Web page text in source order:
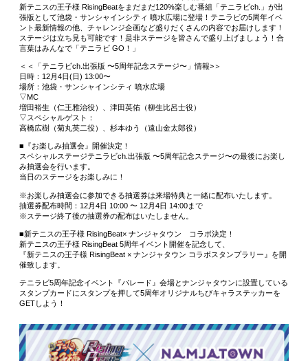
新テニスの王子様 RisingBeatをまだまだ120%楽しむ番組「テニラビch.」が出
張版として池袋・サンシャインシティ 噴水広場に登場！テニラビの5周年イベ
ント最新情報の他、チャレンジ企画など盛りだくさんの内容でお届けします！
ステージは立ち見も可能です！是非ステージを皆さんで盛り上げましょう！合
言葉はみんなで「テニラビ GO！」
＜＜「テニラビch.出張版 〜5周年記念ステージ〜」情報>＞
日時：12月4日(日) 13:00〜
場所：池袋・サンシャインシティ 噴水広場
▽MC
増田裕生（仁王雅治役）、津田英佑（柳生比呂士役）
▽スペシャルゲスト：
高橋広樹（菊丸英二役）、杉本ゆう（遠山金太郎役）
■『お楽しみ抽選会』開催決定！
スペシャルステージテニラビch.出張版 〜5周年記念ステージ〜の最後にお楽し
み抽選会を行います。
当日のステージをお楽しみに！
※お楽しみ抽選会に参加できる抽選券は来場特典と一緒に配布いたします。
抽選券配布時間：12月4日 10:00 〜 12月4日 14:00まで
※ステージ終了後の抽選券の配布はいたしません。
■新テニスの王子様 RisingBeat× ナンジャタウン コラボ決定！
新テニスの王子様 RisingBeat 5周年イベント開催を記念して、
『新テニスの王子様 RisingBeat × ナンジャタウン コラボスタンプラリー』を開
催致します。
テニラビ5周年記念イベント『パレード』会場とナンジャタウンに設置している
スタンプカードにスタンプを押して5周年オリジナルちびキャラステッカーを
GETしよう！